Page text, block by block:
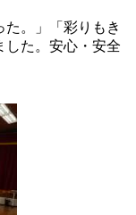
。」「彩りもき
した。安心・安全